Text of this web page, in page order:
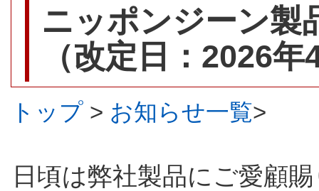
ニッポンジーン製
（改定日：2026
トップ > お知らせ一覧>
日頃は弊社製品にご愛顧